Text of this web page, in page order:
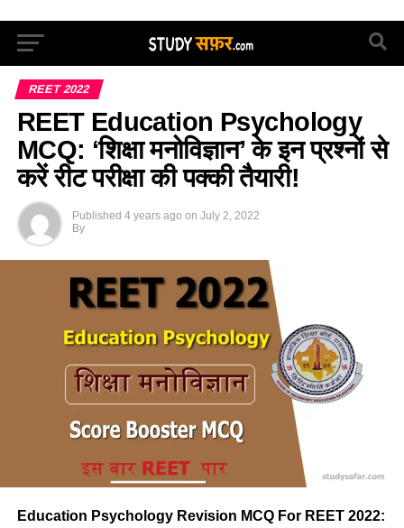
REET 2022
REET Education Psychology
MCQ: ‘शिक्षा मनोविज्ञान’ के इन प्रश्नों से
करें रीट परीक्षा की पक्की तैयारी!
Published 4 years ago on July 2, 2022
By
Education Psychology Revision MCQ For REET 2022: